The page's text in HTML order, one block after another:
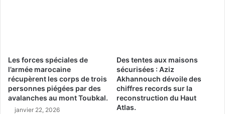
Les forces spéciales de
l’armée marocaine
récupèrent les corps de trois
personnes piégées par des
avalanches au mont Toubkal.
janvier 22, 2026
Des tentes aux maisons
sécurisées : Aziz
Akhannouch dévoile des
chiffres records sur la
reconstruction du Haut
Atlas.